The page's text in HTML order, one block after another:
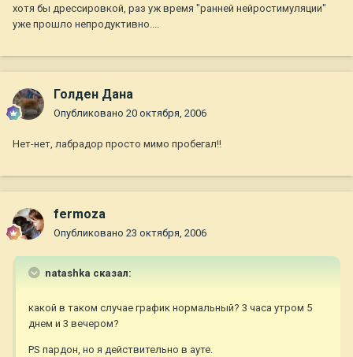
хотя бы дрессировкой, раз уж время "ранней нейростимуляции"
уже прошло непродуктивно....
Голден Дана
Опубликовано 20 октября, 2006
Нет-нет, лабрадор просто мимо пробегал!!
fermoza
Опубликовано 23 октября, 2006
natashka сказал:
какой в таком случае график нормальный? 3 часа утром 5
днем и 3 вечером?
PS пардон, но я действительно в ауте.